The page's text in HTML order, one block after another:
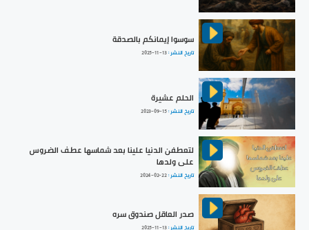
سوسوا إيمانكم بالصدقة
تاريخ النشر :2025-11-13
الحلم عشيرة
تاريخ النشر :2023-09-15
لتعطفن الدنيا علينا بعد شماسها عطف الضروس
على ولدها
تاريخ النشر :2024-02-22
صدر العاقل صندوق سره
تاريخ النشر :2025-11-13